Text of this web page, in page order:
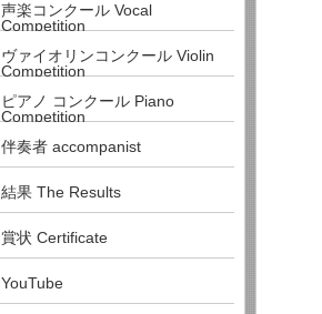
声楽コンクール Vocal
Competition
ヴァイオリンコンクール Violin
Competition
ピアノ コンクール Piano
Competition
伴奏者 accompanist
結果 The Results
賞状 Certificate
YouTube